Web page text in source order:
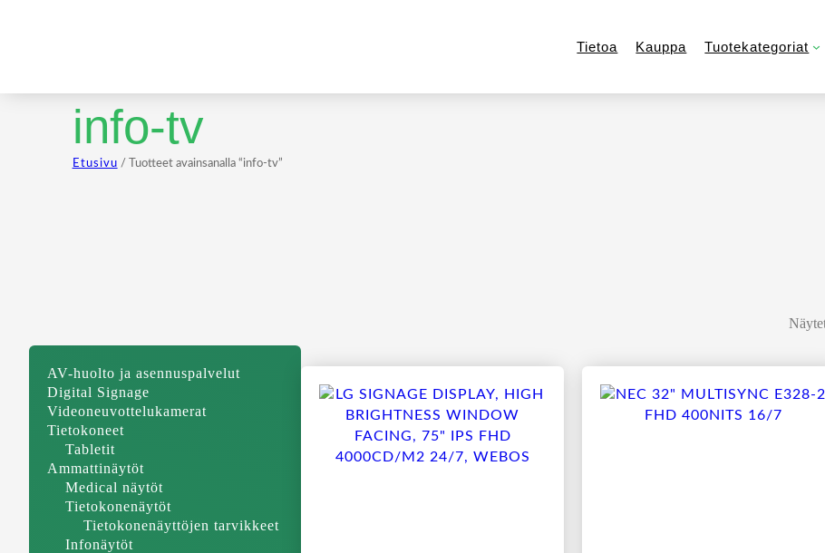
Tietoa Kauppa Tuotekategoriat
info-tv
Etusivu / Tuotteet avainsanalla “info-tv”
AV-huolto ja asennuspalvelut
Digital Signage
Videoneuvottelukamerat
Tietokoneet
Tabletit
Ammattinäytöt
Medical näytöt
Tietokonenäytöt
Tietokonenäyttöjen tarvikkeet
Infonäytöt